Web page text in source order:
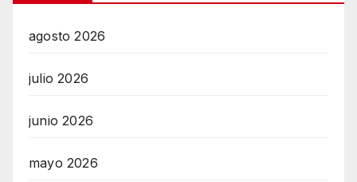
agosto 2026
julio 2026
junio 2026
mayo 2026